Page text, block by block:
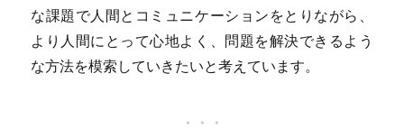
な課題で人間とコミュニケーションをとりながら、
より人間にとって心地よく、問題を解決できるよう
な方法を模索していきたいと考えています。